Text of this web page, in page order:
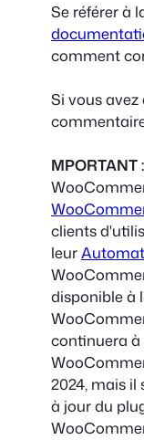
Se référer à
comment
Si vous
MPORTANT :
clients
leur
disponible à
continuera à
2024, mais
à jour du